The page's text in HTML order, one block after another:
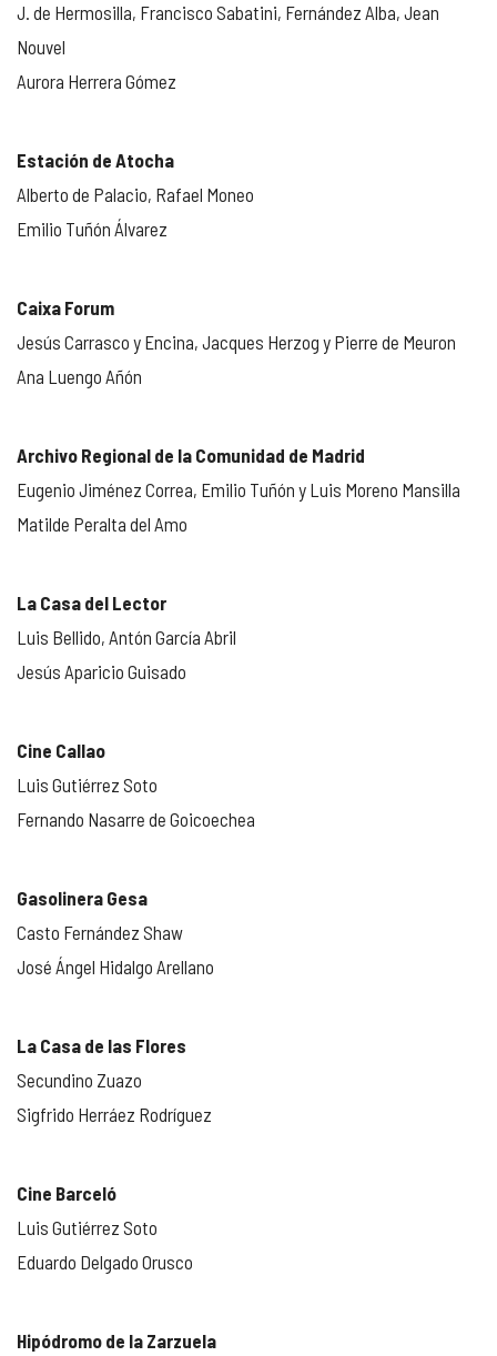
J. de Hermosilla, Francisco Sabatini, Fernández Alba, Jean
Nouvel
Aurora Herrera Gómez
Estación de Atocha
Alberto de Palacio, Rafael Moneo
Emilio Tuñón Álvarez
Caixa Forum
Jesús Carrasco y Encina, Jacques Herzog y Pierre de Meuron
Ana Luengo Añón
Archivo Regional de la Comunidad de Madrid
Eugenio Jiménez Correa, Emilio Tuñón y Luis Moreno Mansilla
Matilde Peralta del Amo
La Casa del Lector
Luis Bellido, Antón García Abril
Jesús Aparicio Guisado
Cine Callao
Luis Gutiérrez Soto
Fernando Nasarre de Goicoechea
Gasolinera Gesa
Casto Fernández Shaw
José Ángel Hidalgo Arellano
La Casa de las Flores
Secundino Zuazo
Sigfrido Herráez Rodríguez
Cine Barceló
Luis Gutiérrez Soto
Eduardo Delgado Orusco
Hipódromo de la Zarzuela